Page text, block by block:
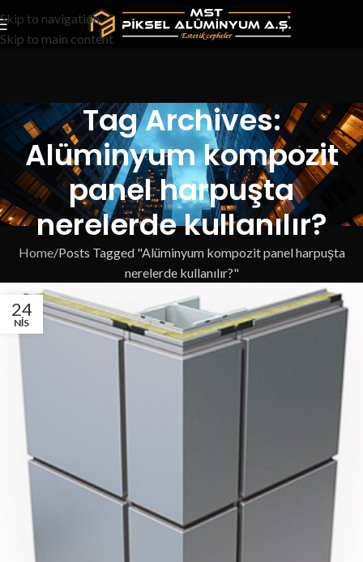
Skip to navigation
Skip to main content
Tag Archives:
Alüminyum kompozit
panel harpuşta
nerelerde kullanılır?
Home Posts Tagged "Alüminyum kompozit panel harpuşta
nerelerde kullanılır?"
24
NIS